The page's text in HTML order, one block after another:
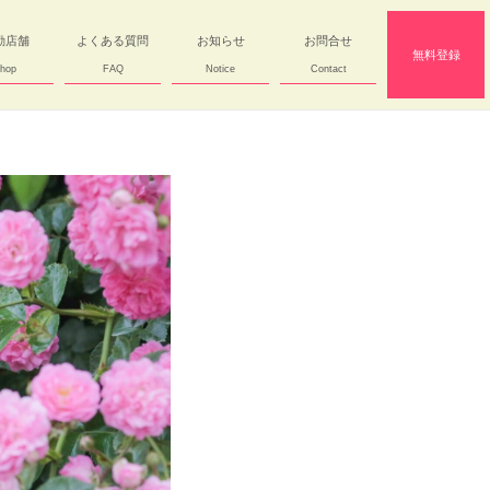
店舗 よくある質問
FAQ
お知らせ
Notice
お問合せ
Contact
無料登録